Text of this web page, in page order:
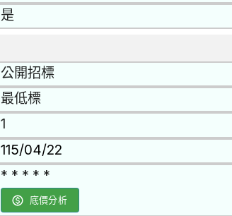
是
公開招標
最低標
1
115/04/22
* * * * *
底價分析